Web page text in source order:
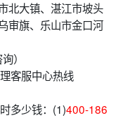
北大镇、湛江市坡头
审旗、乐山市金口河
）
客服中心热线
多少钱：(1)400-186